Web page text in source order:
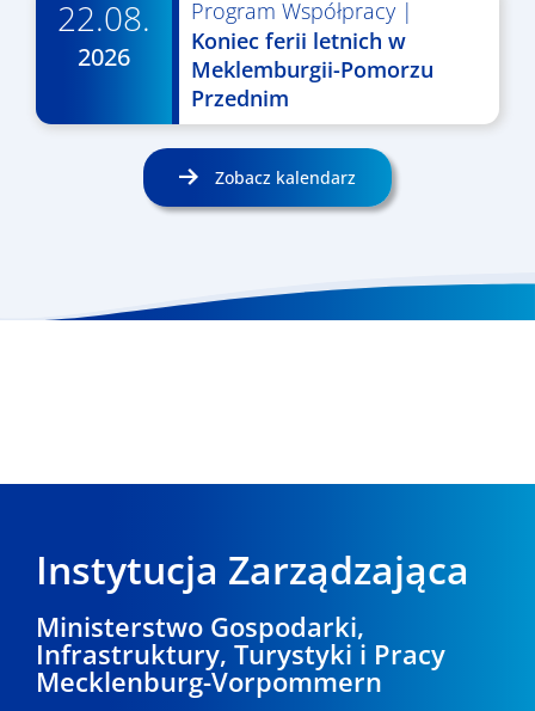
22.08.
2026
Program Współpracy|
Koniec ferii letnich w
Meklemburgii-Pomorzu
Przednim
Zobacz kalendarz
Instytucja Zarządzająca
Ministerstwo Gospodarki,
Infrastruktury, Turystyki i Pracy
Mecklenburg-Vorpommern